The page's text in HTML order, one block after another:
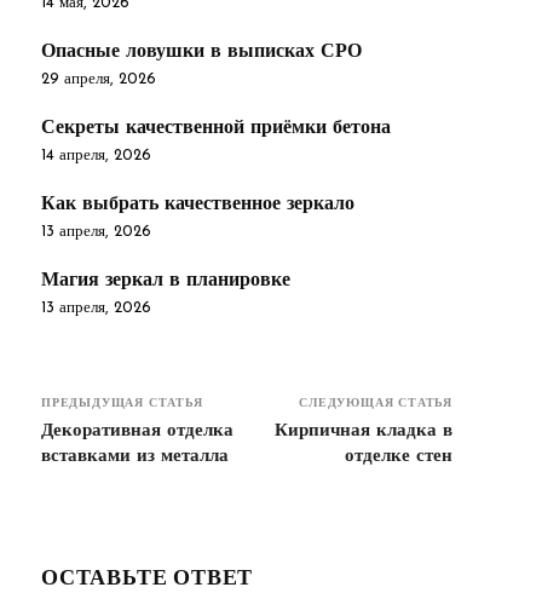
Опасные ловушки в выписках СРО
29 апреля, 2026
Секреты качественной приёмки бетона
14 апреля, 2026
Как выбрать качественное зеркало
13 апреля, 2026
Магия зеркал в планировке
13 апреля, 2026
ПРЕДЫДУЩАЯ СТАТЬЯ
Декоративная отделка
вставками из металла
СЛЕДУЮЩАЯ СТАТЬЯ
Кирпичная кладка в
отделке стен
ОСТАВЬТЕ ОТВЕТ